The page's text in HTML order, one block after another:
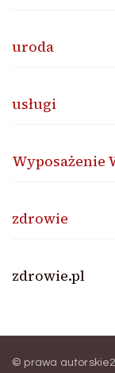
uroda
usługi
Wyposażenie
zdrowie
zdrowie.pl
© prawa